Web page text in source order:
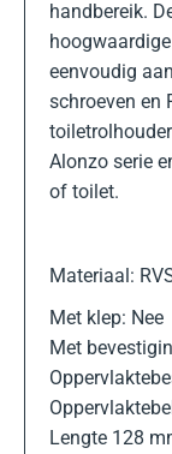
handbereik.
eenvoudig
schroeven en
Alonzo serie
of toilet.
Materiaal:
Met klep: Nee
Met
Lengte 128